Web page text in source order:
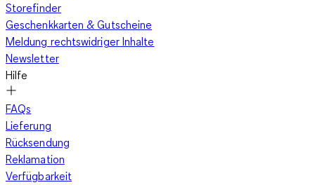
Storefinder
Geschenkkarten & Gutscheine
Meldung rechtswidriger Inhalte
Newsletter
Hilfe
FAQs
Lieferung
Rücksendung
Reklamation
Verfügbarkeit